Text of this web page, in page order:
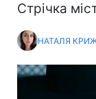
Стрічка
НАТАЛЯ